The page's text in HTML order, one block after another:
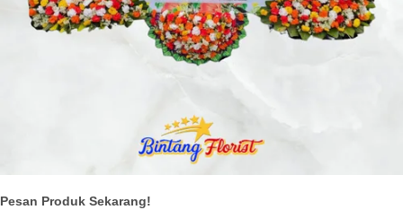
Pesan Produk Sekarang!